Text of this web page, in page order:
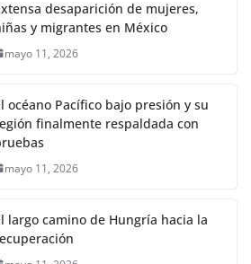
desaparición de mujeres,
y migrantes en México
mayo 11, 2026
océano Pacífico bajo presión y su
finalmente respaldada con
mayo 11, 2026
largo camino de Hungría hacia la